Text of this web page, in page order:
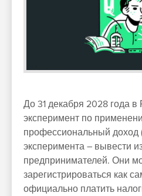
До 31 декабря 2028 года в
эксперимент по
профессиональный
эксперимента – вывести
предпринимателей. Они
зарегистрироваться как
официально платить